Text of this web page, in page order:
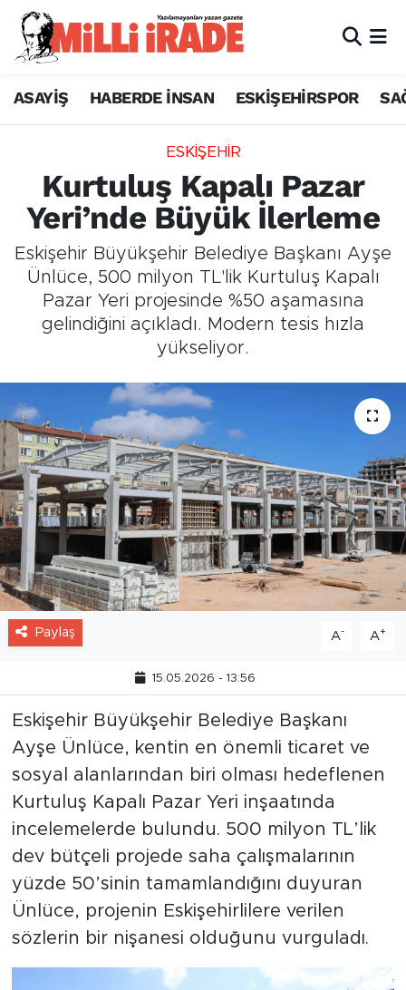
ASAYİŞ HABERDE İNSAN ESKİŞEHİRSPOR
ESKİŞEHİR
Kurtuluş Kapalı Pazar
Yeri’nde Büyük İlerleme
Eskişehir Büyükşehir Belediye Başkanı Ayşe
Ünlüce, 500 milyon TL'lik Kurtuluş Kapalı
Pazar Yeri projesinde %50 aşamasına
gelindiğini açıkladı. Modern tesis hızla
yükseliyor.
Paylaş A- A+
15.05.2026 - 13:56
Eskişehir Büyükşehir Belediye Başkanı
Ayşe Ünlüce, kentin en önemli ticaret ve
sosyal alanlarından biri olması hedeflenen
Kurtuluş Kapalı Pazar Yeri inşaatında
incelemelerde bulundu. 500 milyon TL’lik
dev bütçeli projede saha çalışmalarının
yüzde 50’sinin tamamlandığını duyuran
Ünlüce, projenin Eskişehirlilere verilen
sözlerin bir nişanesi olduğunu vurguladı.